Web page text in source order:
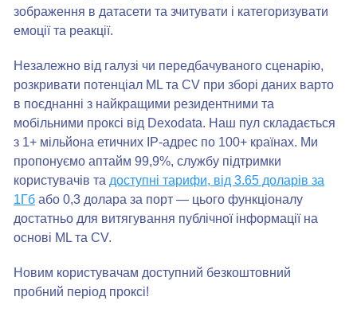
зображення в датасети та зчитувати і категоризувати
емоції та реакції.
Незалежно від галузі чи передбачуваного сценарію,
розкривати потенціал ML та CV при зборі даних варто
в поєднанні з найкращими резидентними та
мобільними проксі від Dexodata. Наш пул складається
з 1+ мільйона етичних IP-адрес по 100+ країнах. Ми
пропонуємо аптайм 99,9%, службу підтримки
користувачів та доступні тарифи, від 3.65 доларів за
1Гб або 0,3 долара за порт — цього функціоналу
достатньо для витягування публічної інформації на
основі ML та CV.
Новим користувачам доступний безкоштовний
пробний період проксі!